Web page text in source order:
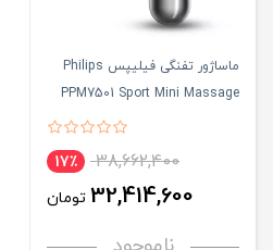
ماساژور تفنگی فیلیپس Philips
PPM7501 Sport Mini Massage
38,662,400 17٪
32,414,600 تومان